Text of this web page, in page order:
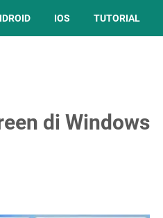
IOS TUTORIAL
di Windows